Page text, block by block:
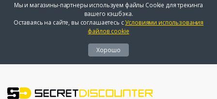
Мы и магазины-партнеры используем файлы Cookie для трекинга
вашего кэшбэка.
Оставаясь на сайте, вы соглашаетесь сУсловиями использования
файлов cookie
Хорошо